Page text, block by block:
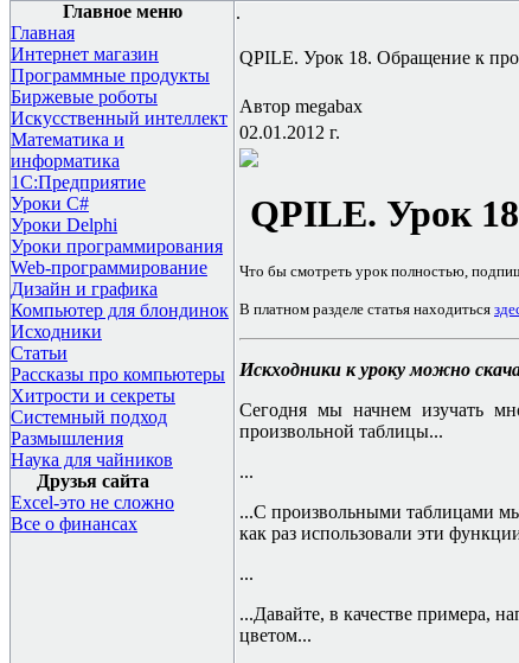
Главное меню
Главная
Интернет магазин
Программные продукты
Биржевые роботы
Искусственный интеллект
Математика и
информатика
1С:Предприятие
Уроки C#
Уроки Delphi
Уроки программирования
Web-программирование
Дизайн и графика
Компьютер для блондинок
Исходники
Статьи
Рассказы про компьютеры
Хитрости и секреты
Системный подход
Размышления
Наука для чайников
Друзья сайта
Excel-это не сложно
Все о финансах
.
QPILE. Урок 18. Обращение к
Автор megabax
02.01.2012 г.
QPILE. Урок
Что бы смотреть урок полностью,
В платном разделе статья находиться
Искходники к уроку можно
Сегодня мы начнем изучать
произвольной таблицы...
...
...С произвольными таблицами
как раз использовали эти
...
...Давайте, в качестве примера,
цветом...